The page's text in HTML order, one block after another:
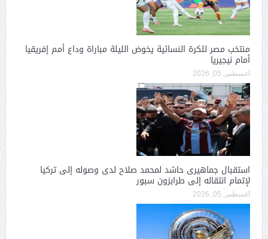
منتخب مصر للكرة النسائية يخوض الليلة مباراة وداع أمم إفريقيا
أمام نيجيريا
أغسطس 05, 2026
استقبال جماهيرى حاشد لمحمد صلاح لدى وصوله إلى تركيا
لإتمام انتقاله إلى طرابزون سبور
أغسطس 05, 2026